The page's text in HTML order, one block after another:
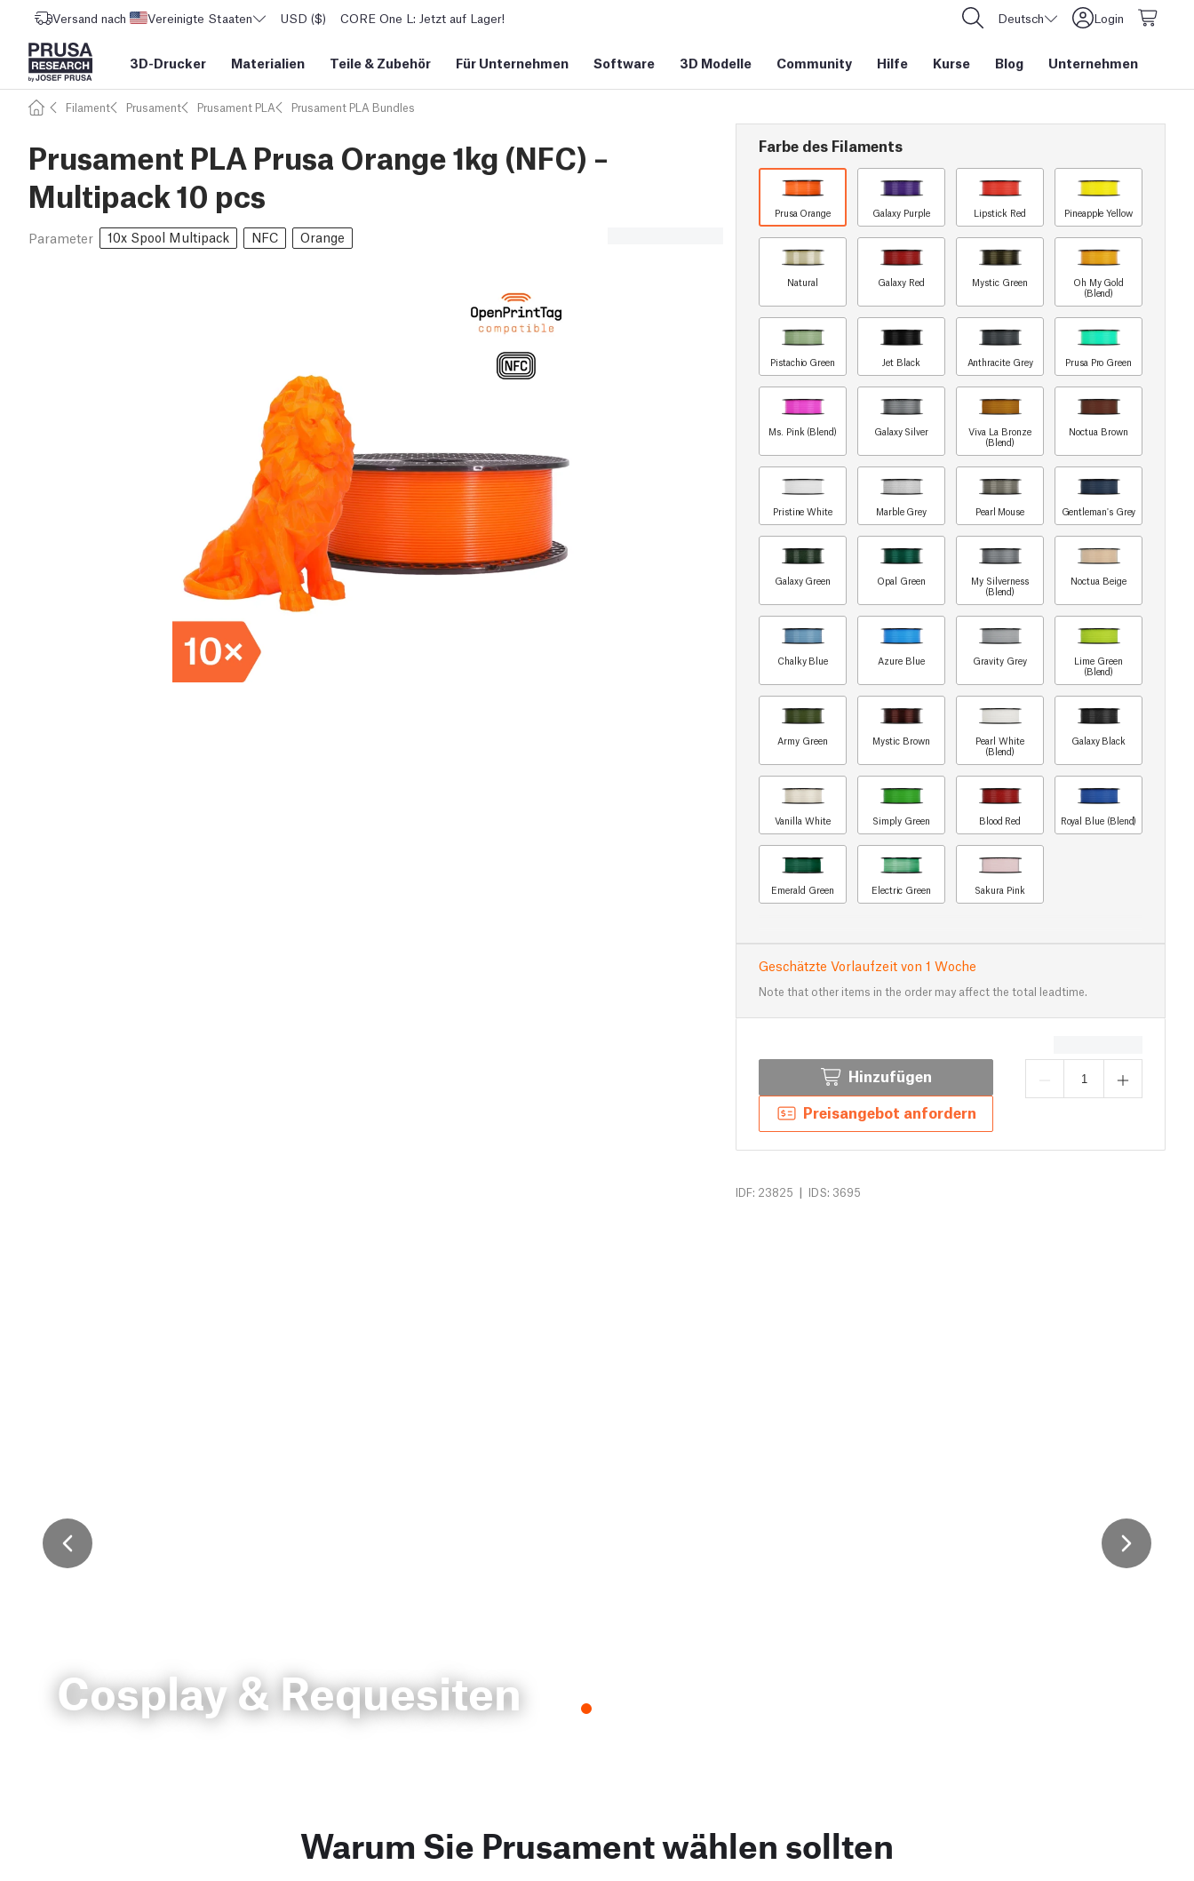
Versand nach Vereinigte Staaten USD ($) CORE One L: Jetzt auf Lager! Deutsch Login
3D-Drucker Materialien Teile & Zubehör Für Unternehmen Software 3D Modelle Community Hilfe Kurse Blog Unternehmen
Filament Prusament Prusament PLA Prusament PLA Bundles
Prusament PLA Prusa Orange 1kg (NFC) –
Multipack 10 pcs
Parameter 10x Spool Multipack NFC Orange
Farbe des Filaments
Prusa Orange Galaxy Purple Lipstick Red Pineapple Yellow
Natural Galaxy Red Mystic Green
Oh My Gold
(Blend)
Pistachio Green Jet Black Anthracite Grey Prusa Pro Green
Ms. Pink (Blend) Galaxy Silver
Viva La Bronze
(Blend)
Noctua Brown
Pristine White Marble Grey Pearl Mouse Gentleman's Grey
Galaxy Green Opal Green
My Silverness
(Blend)
Noctua Beige
Chalky Blue Azure Blue Gravity Grey
Lime Green
(Blend)
Army Green Mystic Brown
Pearl White
(Blend)
Galaxy Black
Vanilla White Simply Green Blood Red Royal Blue (Blend)
Emerald Green Electric Green Sakura Pink
Geschätzte Vorlaufzeit von 1 Woche
Note that other items in the order may affect the total leadtime.
Hinzufügen
Preisangebot anfordern
IDF: 23825 | IDS: 3695
Cosplay & Requesiten
Warum Sie Prusament wählen sollten